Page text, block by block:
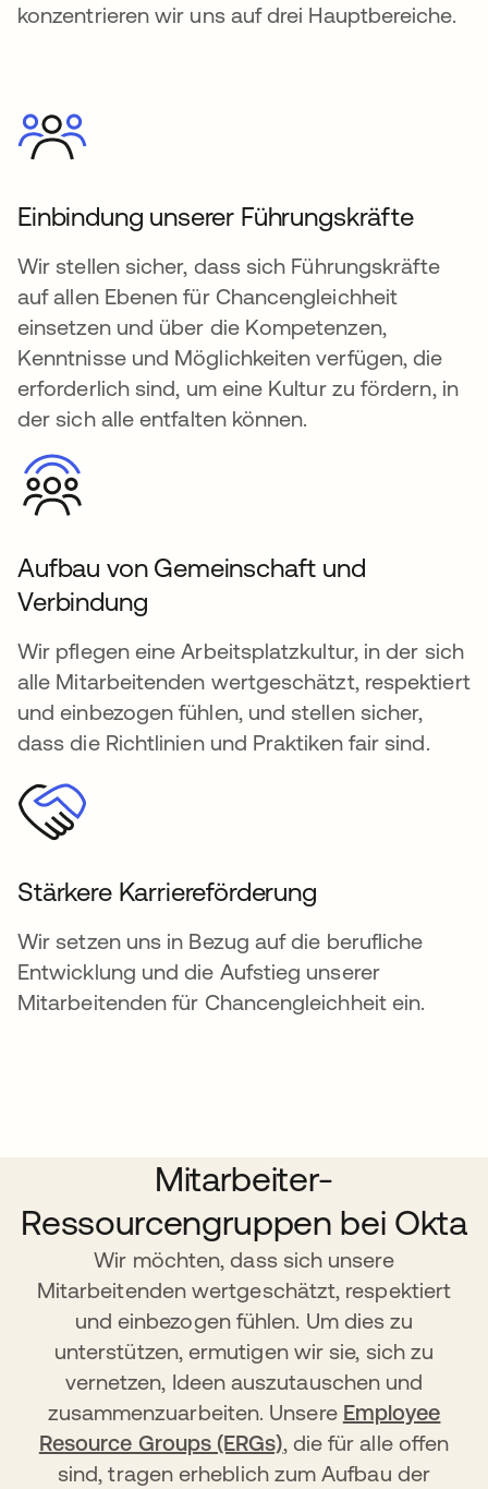
konzentrieren wir uns auf drei Hauptbereiche.
Einbindung unserer Führungskräfte
Wir stellen sicher, dass sich Führungskräfte
auf allen Ebenen für Chancengleichheit
einsetzen und über die Kompetenzen,
Kenntnisse und Möglichkeiten verfügen, die
erforderlich sind, um eine Kultur zu fördern, in
der sich alle entfalten können.
Aufbau von Gemeinschaft und
Verbindung
Wir pflegen eine Arbeitsplatzkultur, in der sich
alle Mitarbeitenden wertgeschätzt, respektiert
und einbezogen fühlen, und stellen sicher,
dass die Richtlinien und Praktiken fair sind.
Stärkere Karriereförderung
Wir setzen uns in Bezug auf die berufliche
Entwicklung und die Aufstieg unserer
Mitarbeitenden für Chancengleichheit ein.
Mitarbeiter-
Ressourcengruppen bei Okta
Wir möchten, dass sich unsere
Mitarbeitenden wertgeschätzt, respektiert
und einbezogen fühlen. Um dies zu
unterstützen, ermutigen wir sie, sich zu
vernetzen, Ideen auszutauschen und
zusammenzuarbeiten. Unsere Employee
Resource Groups (ERGs), die für alle offen
sind, tragen erheblich zum Aufbau der